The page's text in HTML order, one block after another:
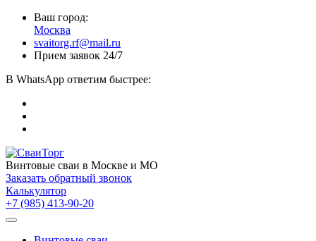
Ваш город:
Москва
svaitorg.rf@mail.ru
Прием заявок 24/7
В WhatsApp ответим быстрее:
Винтовые сваи в Москве и МО
Заказать обратный звонок
Калькулятор
+7 (985) 413-90-20